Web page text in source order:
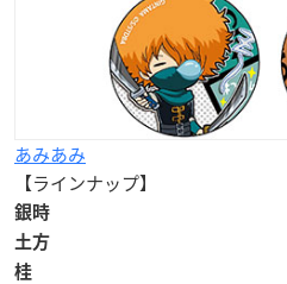
あみあみ
【ラインナップ】
銀時
土方
桂